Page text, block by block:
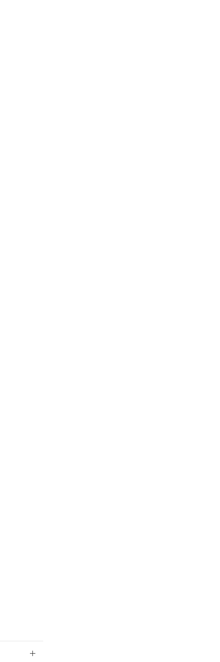
了承ください。
き作成されるも
をご了承くださ
御機器販売店・
ようお願いしま
にご登録され
社の共同利用者
です。
ず変更すること
下、フタル酸ジブチ
はありません。
品に未対応品が
) : 1000ppm、
ない年数を意
要な手段を講じ
これらの製造装
通知します。
、取り引きをい
ムロン制御